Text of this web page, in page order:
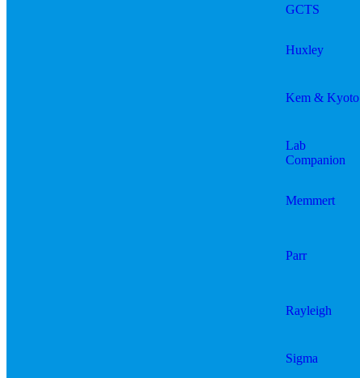
GCTS
Huxley
Kem & Kyoto
Lab
Companion
Memmert
Parr
Rayleigh
Sigma